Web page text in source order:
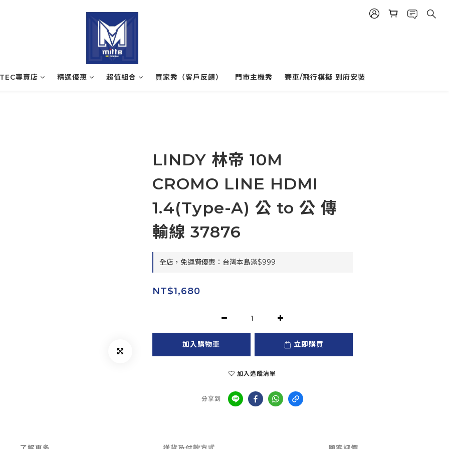
專賣店 精選優惠 超值組合 買家秀（客戶反饋） 門市主機秀 賽車/飛行模擬 到府安裝
LINDY 林帝 10M
CROMO LINE HDMI
1.4(Type-A) 公 to 公 傳
輸線 37876
全店，免運費優惠：台灣本島滿$999
NT$1,680
加入購物車 立即購買
加入追蹤清單
分享到